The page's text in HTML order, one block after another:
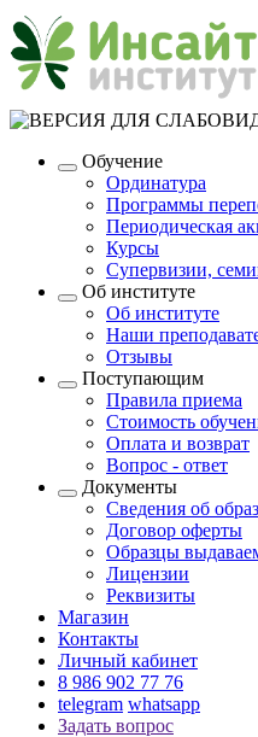
Обучение
Ординатура
Программы
Периодическая
Курсы
Супервизии,
Об институте
Об институте
Наши
Отзывы
Поступающим
Правила приема
Стоимость
Оплата и возврат
Вопрос - ответ
Документы
Сведения об
Договор оферты
Образцы
Лицензии
Реквизиты
Магазин
Контакты
Личный кабинет
8 986 902 77 76
telegram whatsapp
Задать вопрос